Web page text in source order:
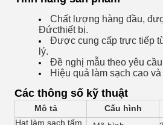
Chất lượng hàng đầu,
Đứcthiết bị.
Được cung cấp trực tiếp
lý.
Đề nghị mẫu theo yêu
Hiệu quả làm sạch cao
Các thông số kỹ thuật
Mô tả Cấu hình
Hạt làm sạch tấm